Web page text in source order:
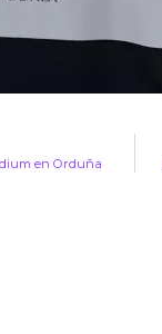
en Orduña